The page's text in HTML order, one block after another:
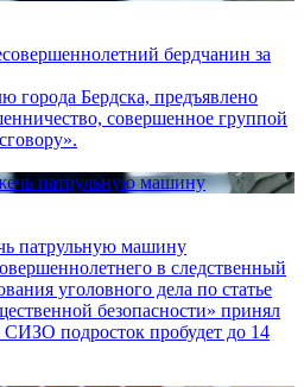
бердчанин за
города Бердска, предъявлено
совершенное группой
патрульную машину
в следственный
уголовного дела по статье
безопасности» принял
СИЗО подросток пробудет до 14